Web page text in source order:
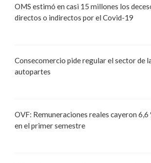
OMS estimó en casi 15 millones los
directos o indirectos por el Covid-19
Consecomercio pide regular el sector de
autopartes
OVF: Remuneraciones reales cayeron 6,6
en el primer semestre